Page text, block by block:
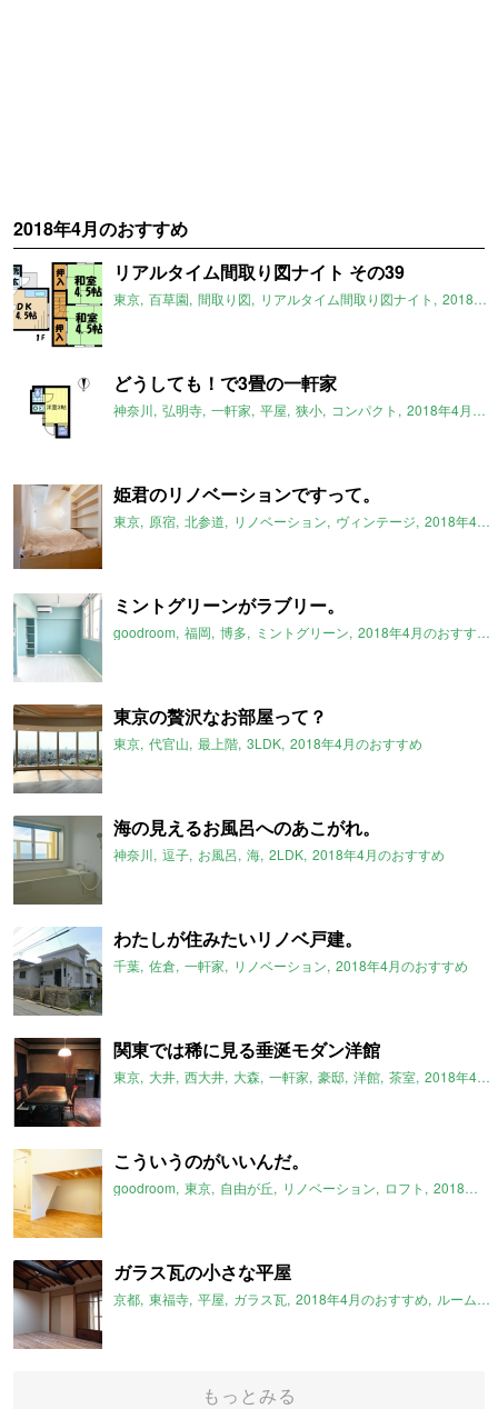
2018年4月のおすすめ
リアルタイム間取り図ナイト その39
東京 百草園 間取り図 リアルタイム間取り図ナイト 2018年4月のおすすめ
どうしても！で3畳の一軒家
神奈川 弘明寺 一軒家 平屋 狭小 コンパクト 2018年4月のおすすめ
姫君のリノベーションですって。
東京 原宿 北参道 リノベーション ヴィンテージ 2018年4月のおすすめ
ミントグリーンがラブリー。
goodroom 福岡 博多 ミントグリーン 2018年4月のおすすめ
東京の贅沢なお部屋って？
東京 代官山 最上階 3LDK 2018年4月のおすすめ
海の見えるお風呂へのあこがれ。
神奈川 逗子 お風呂 海 2LDK 2018年4月のおすすめ
わたしが住みたいリノベ戸建。
千葉 佐倉 一軒家 リノベーション 2018年4月のおすすめ
関東では稀に見る垂涎モダン洋館
東京 大井 西大井 大森 一軒家 豪邸 洋館 茶室 2018年4月のおすすめ
こういうのがいいんだ。
goodroom 東京 自由が丘 リノベーション ロフト 2018年4月のおすすめ
ガラス瓦の小さな平屋
京都 東福寺 平屋 ガラス瓦 2018年4月のおすすめ ルームマーケット
もっとみる